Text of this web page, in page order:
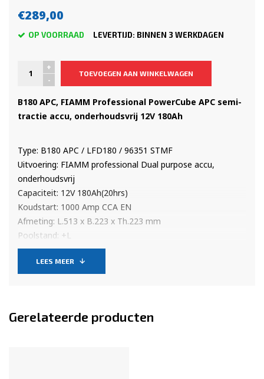
€289,00
OP VOORRAAD LEVERTIJD: BINNEN 3 WERKDAGEN
+
-
TOEVOEGEN AAN WINKELWAGEN
B180 APC, FIAMM Professional PowerCube APC semi-
tractie accu, onderhoudsvrij 12V 180Ah
Type: B180 APC / LFD180 / 96351 STMF
Uitvoering: FIAMM professional Dual purpose accu,
onderhoudsvrij
Capaciteit: 12V 180Ah(20hrs)
Koudstart: 1000 Amp CCA EN
Afmeting: L.513 x B.223 x Th.223 mm
Poolstand: +L
apparatuur tegelijk gebruikt wordt. Het zijn dan ook
uitstekende kwaliteitsbatterijen!
LEES MEER
Gerelateerde producten